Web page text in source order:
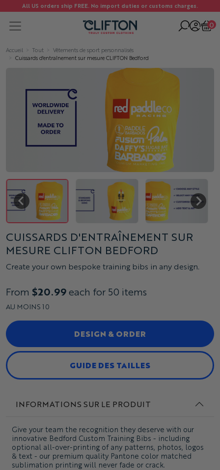
All US orders ship FREE. No import duties or customs charges.
0
Accueil Tout
Vêtements de sport personnalisés
Cuissards d'entraînement sur mesure CLIFTON Bedford
CUISSARDS D'ENTRAÎNEMENT SUR
MESURE CLIFTON BEDFORD
Create your own bespoke training bibs in any design.
From $20.99each for 50 items
AU MOINS 10
DESIGN & ORDER
GUIDE DES TAILLES
INFORMATIONS SUR LE PRODUIT
Give your team the recognition they deserve with our
innovative Bedford Custom Training Bibs - including
optional all-over-printing of any patterns, photos, logos
& text - our premium quality Pantone color matched
sublimation printing will never fade or crack.